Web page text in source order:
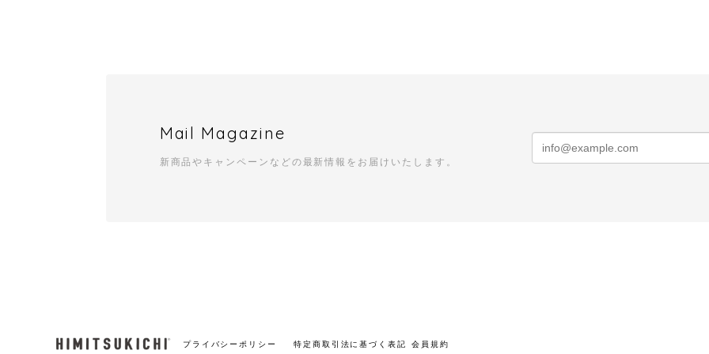
Mail Magazine
新商品やキャンペーンなどの最新情報をお届けいたします。
プライバシーポリシー 特定商取引法に基づく表記 会員規約